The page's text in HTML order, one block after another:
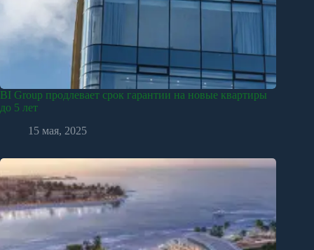
BI Group продлевает срок гарантии на новые квартиры
до 5 лет
15 мая, 2025